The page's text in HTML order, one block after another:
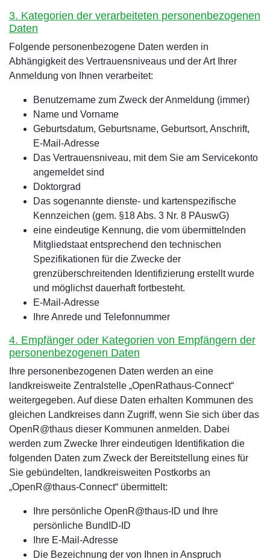
3. Kategorien der verarbeiteten personenbezogenen
Daten
Folgende personenbezogene Daten werden in
Abhängigkeit des Vertrauensniveaus und der Art Ihrer
Anmeldung von Ihnen verarbeitet:
Benutzername zum Zweck der Anmeldung (immer)
Name und Vorname
Geburtsdatum, Geburtsname, Geburtsort, Anschrift,
E-Mail-Adresse
Das Vertrauensniveau, mit dem Sie am Servicekonto
angemeldet sind
Doktorgrad
Das sogenannte dienste- und kartenspezifische
Kennzeichen (gem. §18 Abs. 3 Nr. 8 PAuswG)
eine eindeutige Kennung, die vom übermittelnden
Mitgliedstaat entsprechend den technischen
Spezifikationen für die Zwecke der
grenzüberschreitenden Identifizierung erstellt wurde
und möglichst dauerhaft fortbesteht.
E-Mail-Adresse
Ihre Anrede und Telefonnummer
4. Empfänger oder Kategorien von Empfängern der
personenbezogenen Daten
Ihre personenbezogenen Daten werden an eine
landkreisweite Zentralstelle „OpenRathaus-Connect“
weitergegeben. Auf diese Daten erhalten Kommunen des
gleichen Landkreises dann Zugriff, wenn Sie sich über das
OpenR@thaus dieser Kommunen anmelden. Dabei
werden zum Zwecke Ihrer eindeutigen Identifikation die
folgenden Daten zum Zweck der Bereitstellung eines für
Sie gebündelten, landkreisweiten Postkorbs an
„OpenR@thaus-Connect“ übermittelt:
Ihre persönliche OpenR@thaus-ID und Ihre
persönliche BundID-ID
Ihre E-Mail-Adresse
Die Bezeichnung der von Ihnen in Anspruch